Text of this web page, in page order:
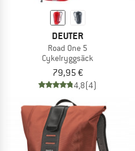
DEUTER
Road One 5
Cykelryggsäck
79,95 €
4,8(4)